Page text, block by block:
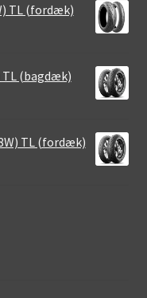
TL (fordæk)
TL (bagdæk)
TL (fordæk)